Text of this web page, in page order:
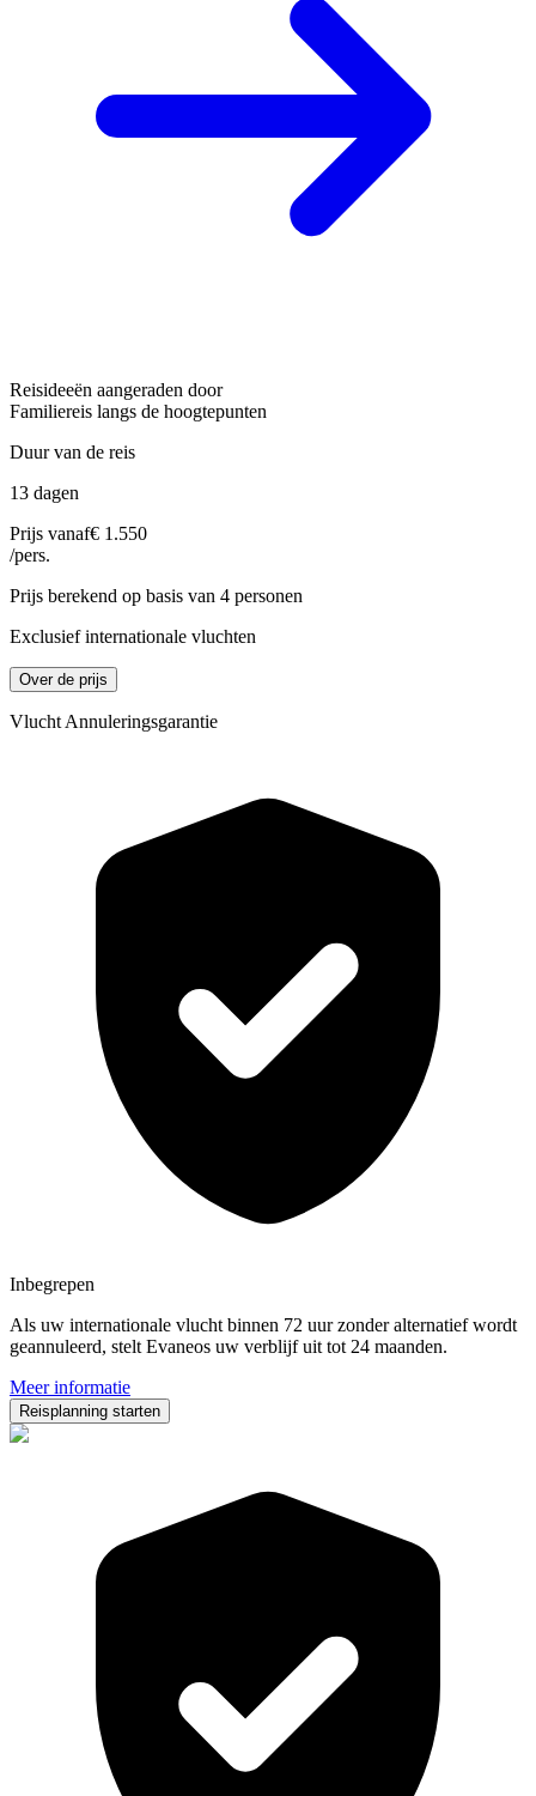
Reisideeën aangeraden door
Familiereis langs de hoogtepunten
Duur van de reis
13 dagen
Prijs vanaf€ 1.550
/pers.
Prijs berekend op basis van 4 personen
Exclusief internationale vluchten
Over de prijs
Vlucht Annuleringsgarantie
Inbegrepen
Als uw internationale vlucht binnen 72 uur zonder alternatief wordt
geannuleerd, stelt Evaneos uw verblijf uit tot 24 maanden.
Meer informatie
Reisplanning starten